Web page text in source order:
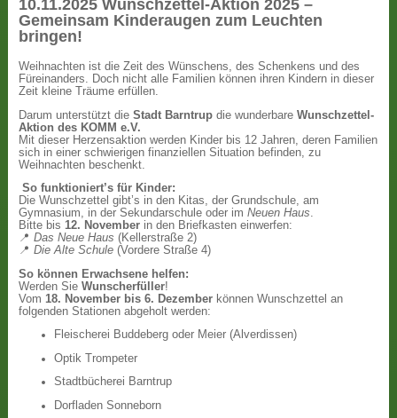
10.11.2025 Wunschzettel-Aktion 2025 –
Gemeinsam Kinderaugen zum Leuchten
bringen!
Weihnachten ist die Zeit des Wünschens, des Schenkens und des
Füreinanders. Doch nicht alle Familien können ihren Kindern in dieser
Zeit kleine Träume erfüllen.
Darum unterstützt dieStadt Barntrup die wunderbareWunschzettel-
Aktion des KOMM e.V.
Mit dieser Herzensaktion werden Kinder bis 12 Jahren, deren Familien
sich in einer schwierigen finanziellen Situation befinden, zu
Weihnachten beschenkt.
So funktioniert’s für Kinder:
Die Wunschzettel gibt’s in den Kitas, der Grundschule, am
Gymnasium, in der Sekundarschule oder imNeuen Haus.
Bitte bis12. November in den Briefkasten einwerfen:
📍Das Neue Haus (Kellerstraße 2)
📍Die Alte Schule (Vordere Straße 4)
So können Erwachsene helfen:
Werden SieWunscherfüller!
Vom 18. November bis 6. Dezember können Wunschzettel an
folgenden Stationen abgeholt werden:
Fleischerei Buddeberg oder Meier (Alverdissen)
Optik Trompeter
Stadtbücherei Barntrup
Dorfladen Sonneborn